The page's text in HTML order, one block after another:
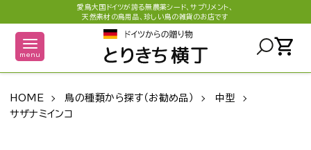
愛鳥大国ドイツが誇る無農薬シード、サプリメント、
天然素材の鳥用品、珍しい鳥の雑貨のお店です
menu shopping_cart
HOME 鳥の種類から探す（お勧め品）
中型
サザナミインコ